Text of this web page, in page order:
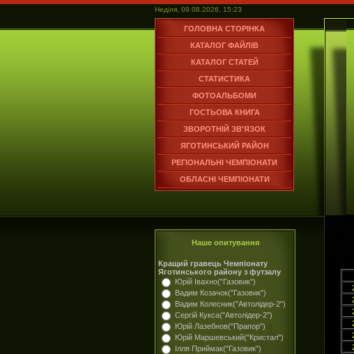
Неділя, 09.08.2026, 15:23
ГОЛОВНА СТОРІНКА
КАТАЛОГ ФАЙЛІВ
КАТАЛОГ СТАТЕЙ
СТАТИСТИКА
ФОТОАЛЬБОМИ
ГОСТЬОВА КНИГА
ЗВОРОТНІЙ ЗВ'ЯЗОК
ЯГОТИНСЬКИЙ РАЙОН
РЕГІОНАЛЬНІ ЧЕМПІОНАТИ
ОБЛАСНІ ЧЕМПІОНАТИ
Наше опитування
Кращий гравець Чемпіонату
Яготинського району з футзалу
Юрій Івахно("Газовик")
Вадим Козачок("Газовик")
Вадим Колесник("Автолідер-2")
Сергій Кукса("Автолідер-2")
Юрій Лазебнов("Прапор")
Юрій Маршевський("Кристал")
Ілля Приймак("Газовик")